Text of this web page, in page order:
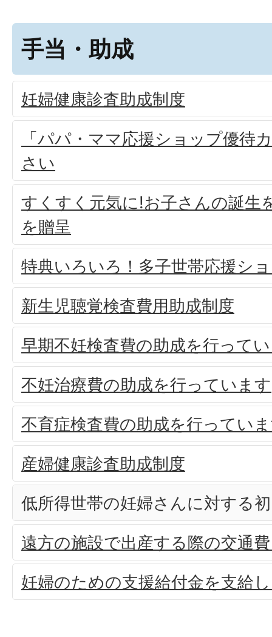
手当・助成
妊婦健康診査助成制度
「パパ・ママ応援ショップ優待
さい
すくすく元気に!お子さんの誕生
を贈呈
特典いろいろ！多子世帯応援シ
新生児聴覚検査費用助成制度
早期不妊検査費の助成を行って
不妊治療費の助成を行っています
不育症検査費の助成を行ってい
産婦健康診査助成制度
低所得世帯の妊婦さんに対する
遠方の施設で出産する際の交通
妊婦のための支援給付金を支給